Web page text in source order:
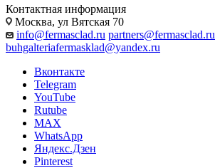
Контактная информация
Москва, ул Вятская 70
info@fermasclad.ru partners@fermasclad.ru
buhgalteriafermasklad@yandex.ru
Вконтакте
Telegram
YouTube
Rutube
MAX
WhatsApp
Яндекс.Дзен
Pinterest